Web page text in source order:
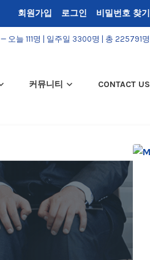
회원가입 로그인 비밀번호 찾기
— 오늘 111명 | 일주일 3300명 | 총 225791명
커뮤니티 CONTACT US